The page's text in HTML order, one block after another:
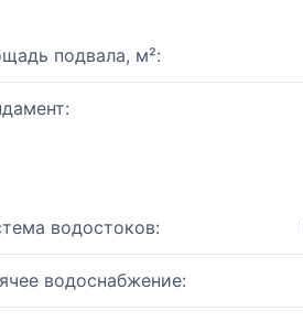
подвала, м²:
водостоков:
водоснабжение: